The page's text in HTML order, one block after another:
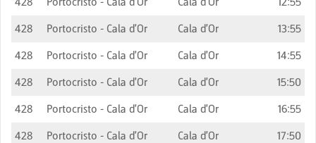
428
Portocristo - Cala d'Or Cala d'Or
13:55
428
Portocristo - Cala d'Or Cala d'Or
14:55
428
Portocristo - Cala d'Or Cala d'Or
15:50
428
Portocristo - Cala d'Or Cala d'Or
16:55
428
Portocristo - Cala d'Or Cala d'Or
17:50